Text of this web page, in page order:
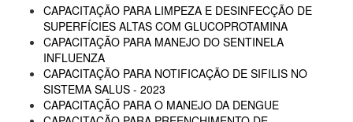
CAPACITAÇÃO PARA LIMPEZA E DESINFECÇÃO DE
SUPERFÍCIES ALTAS COM GLUCOPROTAMINA
CAPACITAÇÃO PARA MANEJO DO SENTINELA
INFLUENZA
CAPACITAÇÃO PARA NOTIFICAÇÃO DE SIFILIS NO
SISTEMA SALUS - 2023
CAPACITAÇÃO PARA O MANEJO DA DENGUE